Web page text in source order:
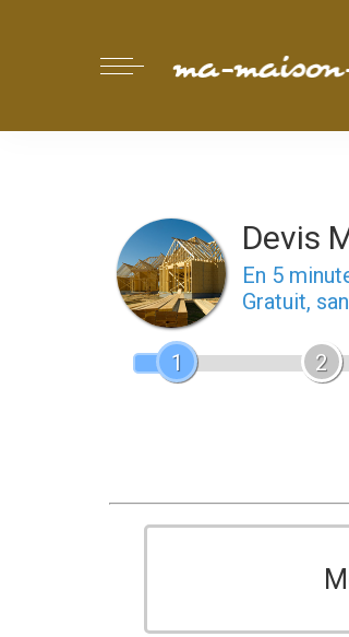
Devis
En 5
Gratuit,
1 2